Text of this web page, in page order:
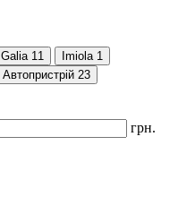
Galia 11 Imiola 1
Автопристрій 23
грн.